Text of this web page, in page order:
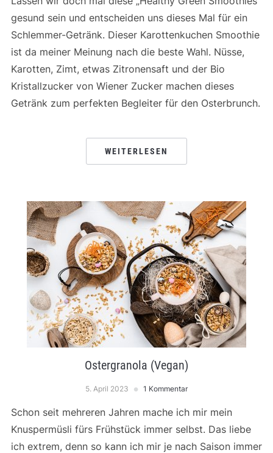
gesund sein und entscheiden uns dieses Mal für ein
Schlemmer-Getränk. Dieser Karottenkuchen Smoothie
ist da meiner Meinung nach die beste Wahl. Nüsse,
Karotten, Zimt, etwas Zitronensaft und der Bio
Kristallzucker von Wiener Zucker machen dieses
Getränk zum perfekten Begleiter für den Osterbrunch.
WEITERLESEN
Ostergranola (Vegan)
5. April 2023 1 Kommentar
Schon seit mehreren Jahren mache ich mir mein
Knuspermüsli fürs Frühstück immer selbst. Das liebe
ich extrem, denn so kann ich mir je nach Saison immer